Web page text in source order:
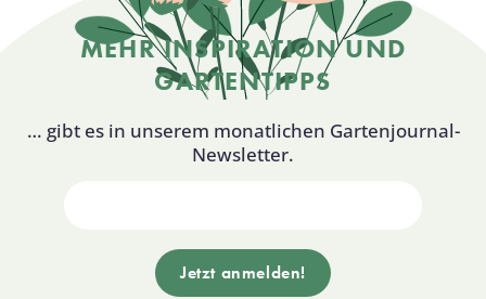
MEHR INSPIRATION UND
GARTENTIPPS
… gibt es in unserem monatlichen Gartenjournal-
Newsletter.